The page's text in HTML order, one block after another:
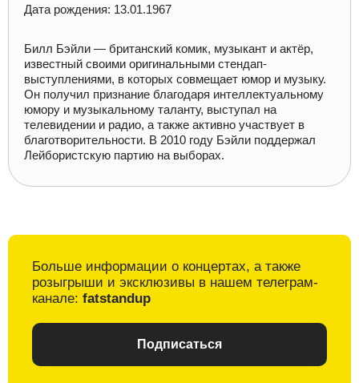
Дата рождения: 13.01.1967
Билл Бэйли — британский комик, музыкант и актёр,
известный своими оригинальными стендап-
выступлениями, в которых совмещает юмор и музыку.
Он получил признание благодаря интеллектуальному
юмору и музыкальному таланту, выступал на
телевидении и радио, а также активно участвует в
благотворительности. В 2010 году Бэйли поддержал
Лейбористскую партию на выборах.
Больше информации о концертах, а также
розыгрыши и эксклюзивы в нашем телеграм-
канале: fatstandup
Подписаться